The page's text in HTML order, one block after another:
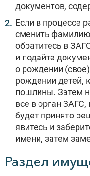
документов,
Если в процессе
сменить
обратитесь в
и подайте
о рождении
рождении детей,
пошлины. Затем
все в орган
будет принято
явитесь и
имени, затем
Раздел